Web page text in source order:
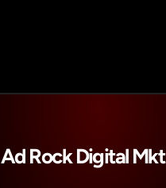
Ad Rock Digital Mkt